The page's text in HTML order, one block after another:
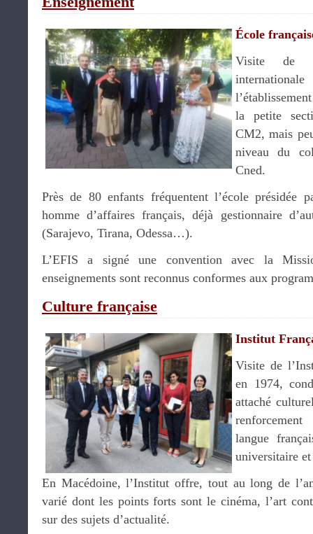
École
Visite de
la petite
CM2, mais
niveau du
Cned.
Près de 80 enfants fréquentent l’école présidée
homme d’affaires français, déjà gestionnaire
(Sarajevo, Tirana, Odessa…).
L’EFIS a signé une convention avec la
enseignements sont reconnus conformes aux
Culture française
Institut
Visite de
en 1974,
attaché
langue
universitaire
En Macédoine, l’Institut offre, tout au long de
varié dont les points forts sont le cinéma, l’art
sur des sujets d’actualité.